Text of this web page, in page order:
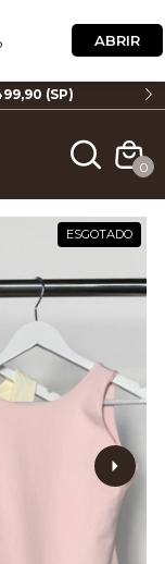
ABRIR
(SP)
0
ESGOTADO